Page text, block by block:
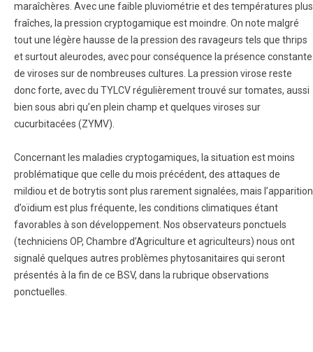
maraîchères. Avec une faible pluviométrie et des températures plus
fraîches, la pression cryptogamique est moindre. On note malgré
tout une légère hausse de la pression des ravageurs tels que thrips
et surtout aleurodes, avec pour conséquence la présence constante
de viroses sur de nombreuses cultures. La pression virose reste
donc forte, avec du TYLCV régulièrement trouvé sur tomates, aussi
bien sous abri qu’en plein champ et quelques viroses sur
cucurbitacées (ZYMV).
Concernant les maladies cryptogamiques, la situation est moins
problématique que celle du mois précédent, des attaques de
mildiou et de botrytis sont plus rarement signalées, mais l’apparition
d’oïdium est plus fréquente, les conditions climatiques étant
favorables à son développement. Nos observateurs ponctuels
(techniciens OP, Chambre d’Agriculture et agriculteurs) nous ont
signalé quelques autres problèmes phytosanitaires qui seront
présentés à la fin de ce BSV, dans la rubrique observations
ponctuelles.